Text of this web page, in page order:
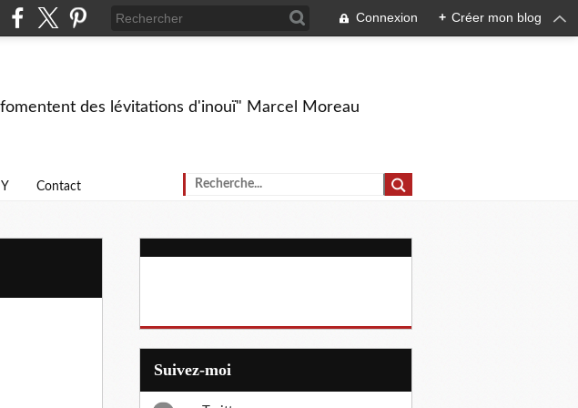
Connexion + Créer mon blog
des lévitations d'inouï" Marcel Moreau
Contact
Suivez-moi